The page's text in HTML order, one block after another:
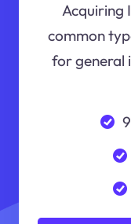
Acquiring
common
for general